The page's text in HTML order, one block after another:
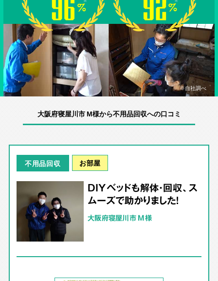
※自社調べ
大阪府寝屋川市 M様から不用品回収への口コミ
不用品回収 お部屋
DIYベッドも解体・回収、ス
ムーズで助かりました！
大阪府寝屋川市 M様